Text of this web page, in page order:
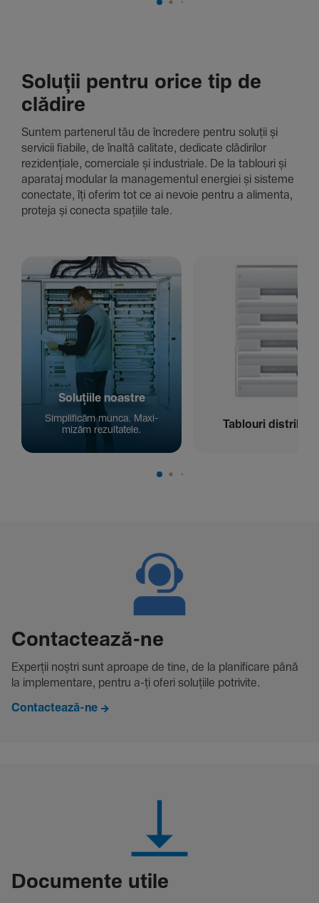
Soluții pentru orice tip de
clădire
Suntem parte­nerul tău de încre­dere pentru soluții și
servicii fiabile, de înaltă cali­tate, dedi­cate clădi­rilor
rezi­den­țiale, comer­ciale și indus­triale. De la tablouri și
aparataj modular la managementul energiei și sisteme
conec­tate, îți oferim tot ce ai nevoie pentru a alimenta,
proteja și conecta spațiile tale.
Solu­țiile noastre
Simpli­ficăm munca. Maxi­
mizăm rezul­ta­tele.
Tablouri
Contac­tează-ne
Experții noștri sunt aproape de tine, de la plani­fi­care până
la imple­men­tare, pentru a-ți oferi solu­țiile potri­vite.
Contactează-ne
Docu­mente utile